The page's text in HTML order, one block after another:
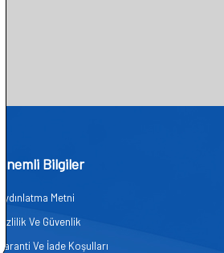
Önemli Bilgiler
Aydınlatma Metni
Gizlilik Ve Güvenlik
Garanti Ve İade Koşulları